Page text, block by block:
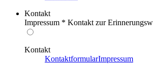
Kontakt
Impressum * Kontakt zur
Kontakt
KontaktformularImpressum